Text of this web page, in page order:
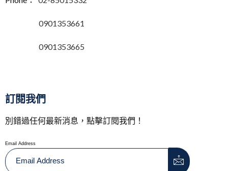
0901353661
0901353665
訂閱我們
別錯過任何最新消息，點擊訂閱我們！
Email Address